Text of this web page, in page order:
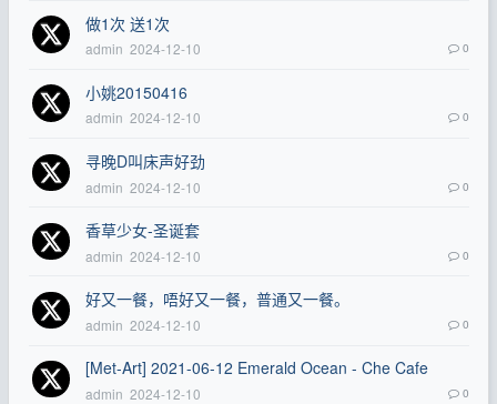
做1次 送1次
admin 2024-12-10 0
小姚20150416
admin 2024-12-10 0
寻晚D叫床声好劲
admin 2024-12-10 0
香草少女-圣诞套
admin 2024-12-10 0
好又一餐，唔好又一餐，普通又一餐。
admin 2024-12-10 0
[Met-Art] 2021-06-12 Emerald Ocean - Che Cafe
admin 2024-12-10 0